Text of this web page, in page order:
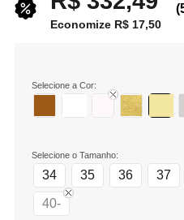
Economize R$ 17,50
Selecione a Cor:
Selecione o Tamanho:
34 35 36 37
40-